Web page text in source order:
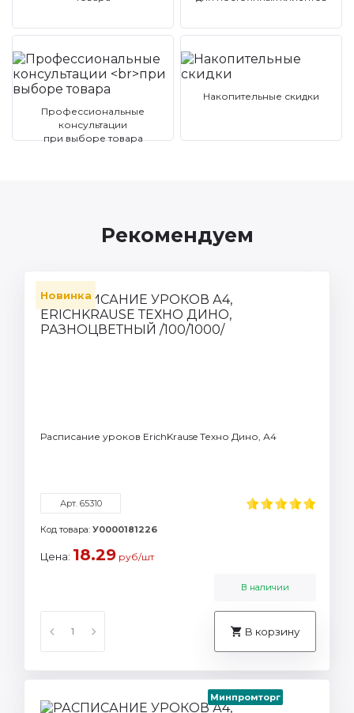
Профессиональные
консультации
при выборе товара
Накопительные скидки
Рекомендуем
Новинка
Расписание уроков ErichKrause Техно Дино, А4
Арт. 65310
Код товара: У0000181226
Цена: 18.29 руб/шт
В наличии
В корзину
Минпромторг